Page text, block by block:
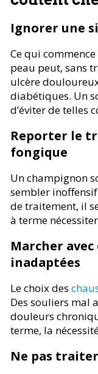
Ignorer une
Ce qui
peau peut, sans
ulcère
diabétiques. Un
d’éviter de telles
Reporter le
fongique
Un champignon
sembler
de traitement, il
à terme
Marcher avec
inadaptées
Le choix des
Des souliers mal
douleurs
terme, la
Ne pas